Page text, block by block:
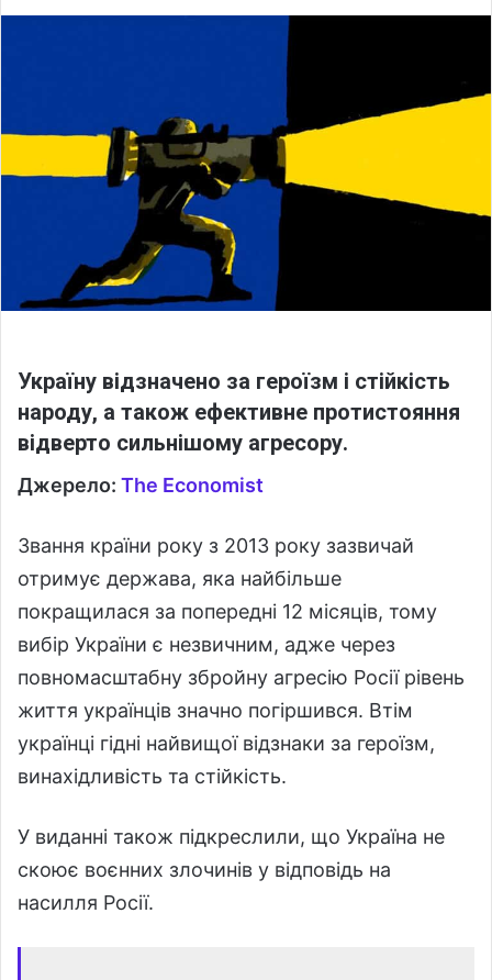
n
X
m
a
Україну відзначено за героїзм і стійкість
народу, а також ефективне протистояння
відверто сильнішому агресору.
Джерело: The Economist
Звання країни року з 2013 року зазвичай
отримує держава, яка найбільше
покращилася за попередні 12 місяців, тому
вибір України є незвичним, адже через
повномасштабну збройну агресію Росії рівень
життя українців значно погіршився. Втім
українці гідні найвищої відзнаки за героїзм,
винахідливість та стійкість.
У виданні також підкреслили, що Україна не
скоює воєнних злочинів у відповідь на
насилля Росії.